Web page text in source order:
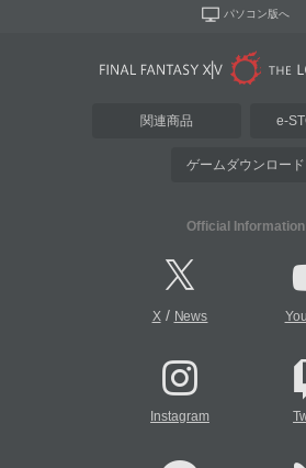
パソコン版へ
関連商品 e-
ゲームダウンロード
Official Information
X/ News
Instagram